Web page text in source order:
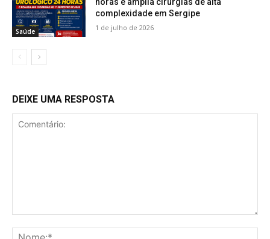
Saúde
complexidade em Sergipe
1 de julho de 2026
DEIXE UMA RESPOSTA